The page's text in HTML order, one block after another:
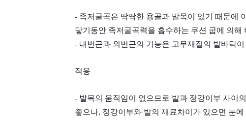
- 족저굴곡은 딱딱한 용골과 발목이 있기 때문에
닿기동안 족저굴곡력을 흡수하는 쿠션 굽에 의해
- 내번근과 외번근의 기능은 고무재질의 발바닥
적용
- 발목의 움직임이 없으므로 발과 정강이부 사이
좋으나, 정강이부와 발의 재료차이가 있으면 눈에